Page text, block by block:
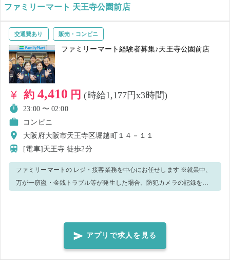
め、速やかなご申告をお願い致します。
ファミリーマート 天王寺公園前店
交通費あり 販売・コンビニ
ファミリーマート経験者募集♪天王寺公園前店
約 4,410 円(時給1,177円x3時間)
23:00 〜 02:00
コンビニ
大阪府大阪市天王寺区堀越町１４－１１
[電車]天王寺徒歩2分
ファミリーマートの レジ・接客業務を中心にお任せします ※就業中、
万が一窃盗・金銭トラブル等が発生した場合、防犯カメラの記録を警
す。 ＜正しいマスク着用（任意）＞鼻～アゴまで、できるだけ隙間が
できないように覆うようにマスクを装着してください。 ※就業前に必
ず体調・体温チェックをした上、店長、又は店舗責任者へお伝えくだ
さい 【ご注意】 ・体調や発熱状況などからウイルス感染のおそれがあ
アプリで求人を見る